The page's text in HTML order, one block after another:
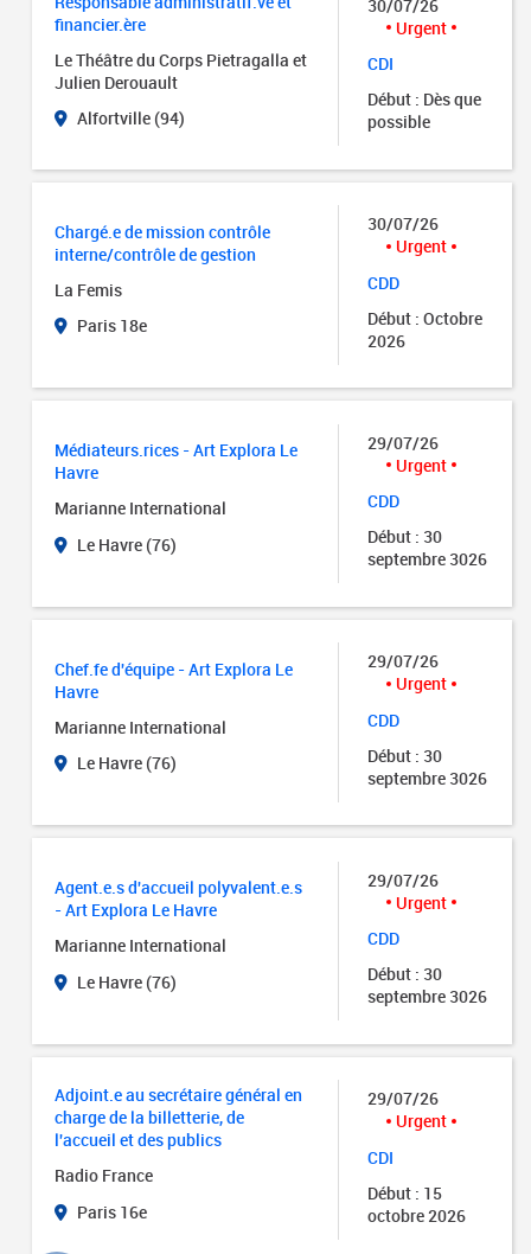
financier.ère
Le Théâtre du Corps Pietragalla et
Julien Derouault
Alfortville (94)
30/07/26
Urgent
CDI
Début : Dès que
possible
Chargé.e de mission contrôle
interne/contrôle de gestion
La Femis
Paris 18e
30/07/26
Urgent
CDD
Début : Octobre
2026
Médiateurs.rices - Art Explora Le
Havre
Marianne International
Le Havre (76)
29/07/26
Urgent
CDD
Début : 30
septembre 3026
Chef.fe d'équipe - Art Explora Le
Havre
Marianne International
Le Havre (76)
29/07/26
Urgent
CDD
Début : 30
septembre 3026
Agent.e.s d'accueil polyvalent.e.s
- Art Explora Le Havre
Marianne International
Le Havre (76)
29/07/26
Urgent
CDD
Début : 30
septembre 3026
Adjoint.e au secrétaire général en
charge de la billetterie, de
l'accueil et des publics
Radio France
Paris 16e
29/07/26
Urgent
CDI
Début : 15
octobre 2026